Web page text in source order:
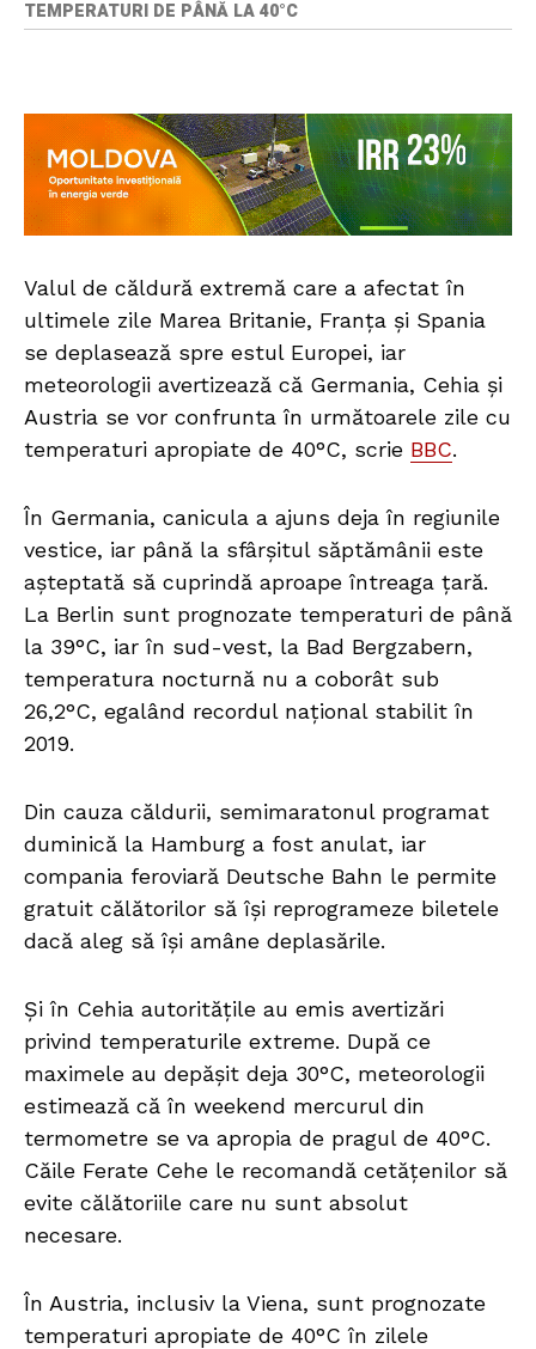
TEMPERATURI DE PÂNĂ LA 40°C
Valul de căldură extremă care a afectat în
ultimele zile Marea Britanie, Franța și Spania
se deplasează spre estul Europei, iar
meteorologii avertizează că Germania, Cehia și
Austria se vor confrunta în următoarele zile cu
temperaturi apropiate de 40°C, scrie BBC.
În Germania, canicula a ajuns deja în regiunile
vestice, iar până la sfârșitul săptămânii este
așteptată să cuprindă aproape întreaga țară.
La Berlin sunt prognozate temperaturi de până
la 39°C, iar în sud-vest, la Bad Bergzabern,
temperatura nocturnă nu a coborât sub
26,2°C, egalând recordul național stabilit în
2019.
Din cauza căldurii, semimaratonul programat
duminică la Hamburg a fost anulat, iar
compania feroviară Deutsche Bahn le permite
gratuit călătorilor să își reprogrameze biletele
dacă aleg să își amâne deplasările.
Și în Cehia autoritățile au emis avertizări
privind temperaturile extreme. După ce
maximele au depășit deja 30°C, meteorologii
estimează că în weekend mercurul din
termometre se va apropia de pragul de 40°C.
Căile Ferate Cehe le recomandă cetățenilor să
evite călătoriile care nu sunt absolut
necesare.
În Austria, inclusiv la Viena, sunt prognozate
temperaturi apropiate de 40°C în zilele